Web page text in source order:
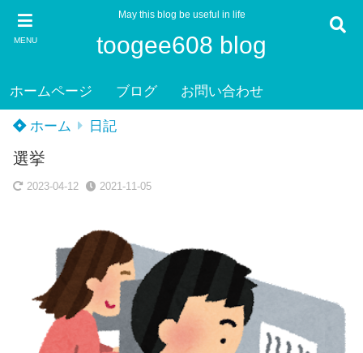
MENU
May this blog be useful in life
toogee608 blog
ホームページ ブログ お問い合わせ
ホーム 日記
選挙
2023-04-12 2021-11-05